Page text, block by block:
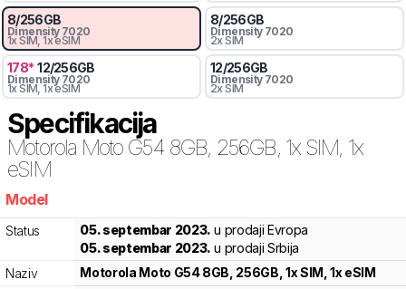
8/256GB
Dimensity 7020
1x SIM, 1x eSIM
8/256GB
Dimensity 7020
2x SIM
178* 12/256GB
Dimensity 7020
1x SIM, 1x eSIM
12/256GB
Dimensity 7020
2x SIM
Specifikacija
Motorola Moto G54 8GB, 256GB, 1x SIM, 1x
eSIM
Model
Status 05. septembar 2023. u prodaji Evropa
05. septembar 2023. u prodaji Srbija
Naziv
Motorola Moto G54 8GB, 256GB, 1x SIM, 1x eSIM